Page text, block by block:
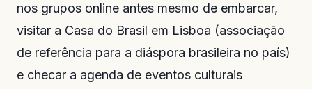
nos grupos online antes mesmo de embarcar,
visitar a Casa do Brasil em Lisboa (associação
de referência para a diáspora brasileira no país)
e checar a agenda de eventos culturais